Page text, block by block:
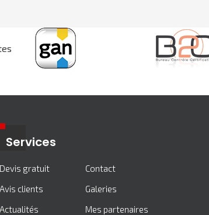
Services
Devis gratuit
Avis clients
Actualités
Contact
Galeries
Mes partenaires